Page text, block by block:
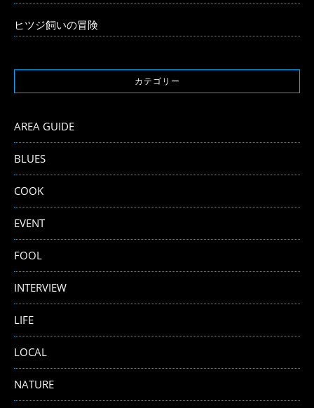
ヒツジ飼いの冒険
カテゴリー
AREA GUIDE
BLUES
COOK
EVENT
FOOL
INTERVIEW
LIFE
LOCAL
NATURE